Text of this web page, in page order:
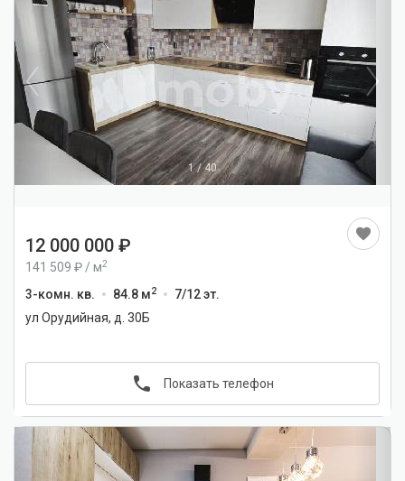
1/40
12 000 000
141 509 / м2
3-комн. кв. 84.8 м2
7/12 эт.
ул Орудийная, д. 30Б
Показать телефон